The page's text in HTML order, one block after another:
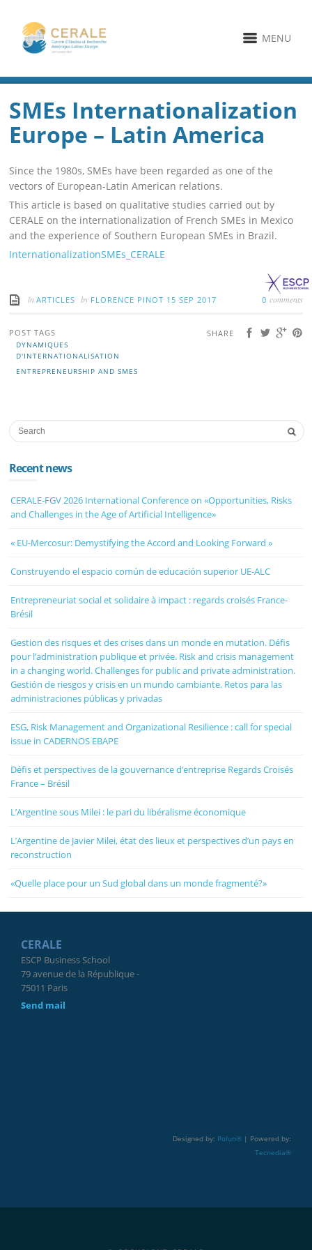
MENU
SMEs Internationalization
Europe – Latin America
Since the 1980s, SMEs have been regarded as one of the
vectors of European-Latin American relations.
This article is based on qualitative studies carried out by
CERALE on the internationalization of French SMEs in Mexico
and the experience of Southern European SMEs in Brazil.
InternationalizationSMEs_CERALE
inARTICLES by FLORENCE PINOT 15 SEP 2017 0 comments
SHARE
POST TAGS
DYNAMIQUES
D'INTERNATIONALISATION
ENTREPRENEURSHIP AND SMES
Recent news
CERALE-FGV 2026 International Conference on «Opportunities, Risks
and Challenges in the Age of Artificial Intelligence»
« EU-Mercosur: Demystifying the Accord and Looking Forward »
Construyendo el espacio común de educación superior UE-ALC
Entrepreneuriat social et solidaire à impact : regards croisés France-
Brésil
Gestion des risques et des crises dans un monde en mutation. Défis
pour l’administration publique et privée. Risk and crisis management
in a changing world. Challenges for public and private administration.
Gestión de riesgos y crisis en un mundo cambiante. Retos para las
administraciones públicas y privadas
ESG, Risk Management and Organizational Resilience : call for special
issue in CADERNOS EBAPE
Défis et perspectives de la gouvernance d’entreprise Regards Croisés
France – Brésil
L’Argentine sous Milei : le pari du libéralisme économique
L’Argentine de Javier Milei, état des lieux et perspectives d’un pays en
reconstruction
«Quelle place pour un Sud global dans un monde fragmenté?»
CERALE
ESCP Business School
79 avenue de la République -
75011 Paris
Send mail
Designed by: Polun®| Powered by:
Tecnedia®